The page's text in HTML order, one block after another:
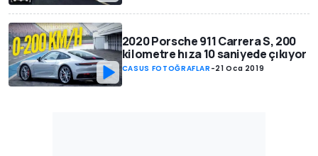
2020 Porsche 911 Carrera S, 200
kilometre hıza 10 saniyede çıkıyor
CASUS FOTOĞRAFLAR -21 Oca 2019